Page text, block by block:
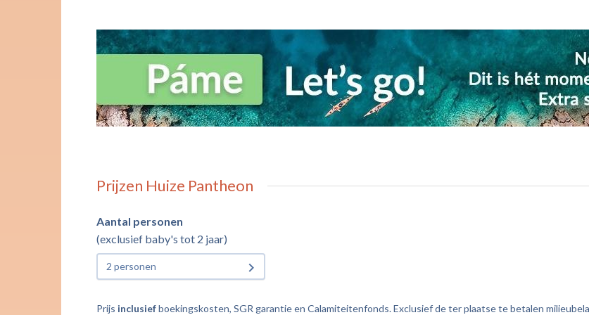
Prijzen Huize Pantheon
Aantal personen
(exclusief baby's tot 2 jaar)
2 personen
Prijs inclusiefboekingskosten, SGR garantie en Calamiteitenfonds. Exclusief de ter plaatse te betalen